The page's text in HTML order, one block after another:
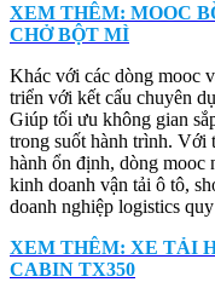
XEM THÊM: MOOC
CHỞ BỘT MÌ
Khác với các dòng mooc
triển với kết cấu chuyên
Giúp tối ưu không gian
trong suốt hành trình. Với
hành ổn định, dòng mooc
kinh doanh vận tải ô tô,
doanh nghiệp logistics
XEM THÊM: XE TẢI
CABIN TX350